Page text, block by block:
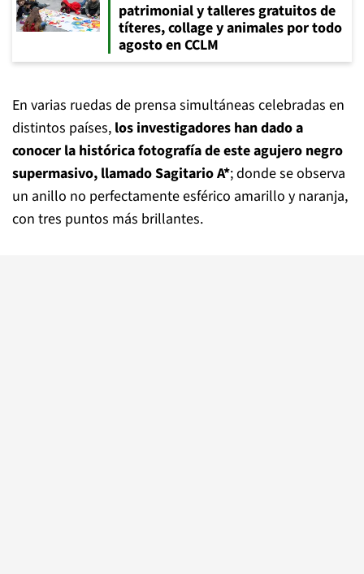
patrimonial y talleres gratuitos de
títeres, collage y animales por todo
agosto en CCLM
En varias ruedas de prensa simultáneas celebradas en
distintos países, los investigadores han dado a
conocer la histórica fotografía de este agujero negro
supermasivo, llamado Sagitario A*; donde se observa
un anillo no perfectamente esférico amarillo y naranja,
con tres puntos más brillantes.